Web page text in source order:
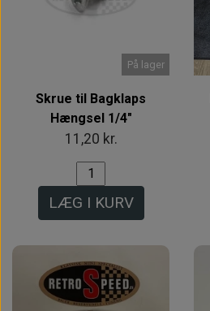
På lager
Skrue til Bagklaps
Hængsel 1/4"
11,20 kr.
LÆG I KURV